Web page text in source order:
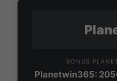
BONUS
Planetwin365: